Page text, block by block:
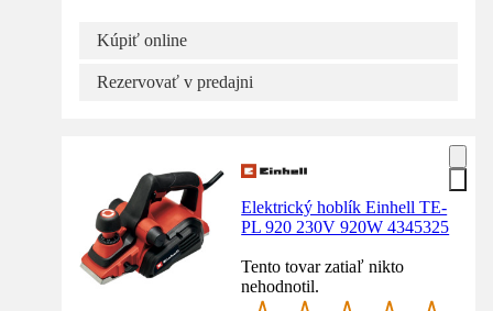
Kúpiť online
Rezervovať v predajni
Elektrický hoblík Einhell TE-
PL 920 230V 920W 4345325
Tento tovar zatiaľ nikto
nehodnotil.